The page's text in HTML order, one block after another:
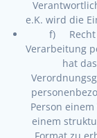
e.K. wird die
f) Recht
Verarbeitung
hat
Person
einem